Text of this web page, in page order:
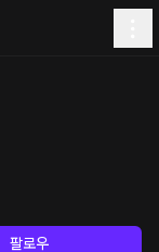
팔로우